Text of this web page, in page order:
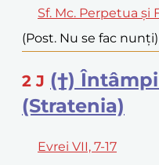
Sf. Mc. Perpetua și
(Post. Nu se fac nunți)
2 J (†)
(Stratenia)
Evrei VII, 7-17